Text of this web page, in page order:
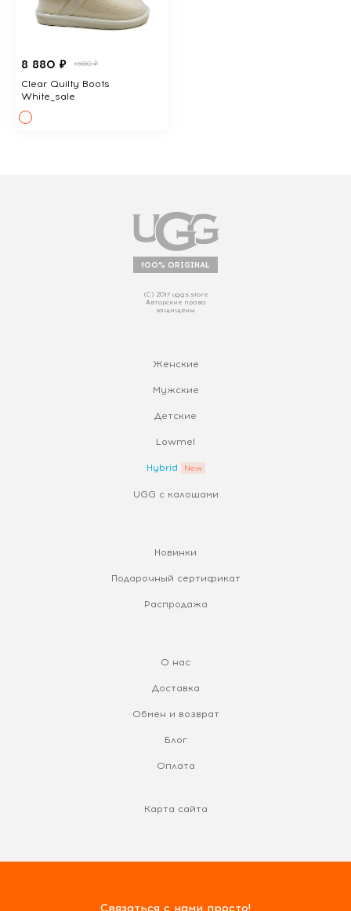
8 880 ₽ 13690 ₽
Clear Quilty Boots
White_sale
100% ORIGINAL
(С) 2017 uggs.store
Авторские права
защищены
Женские
Мужские
Детские
Lowmel
Hybrid
UGG с калошами
Новинки
Подарочный сертификат
Распродажа
О нас
Доставка
Обмен и возврат
Блог
Оплата
Карта сайта
Связаться с нами просто!